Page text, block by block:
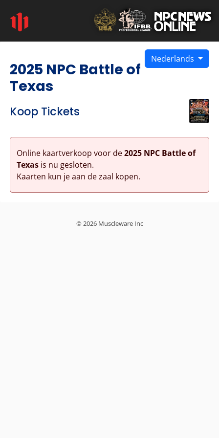
Nederlands
2025 NPC Battle of
Texas
Koop Tickets
Online kaartverkoop voor de2025 NPC Battle of
Texasis nu gesloten.
Kaarten kun je aan de zaal kopen.
© 2026 Muscleware Inc